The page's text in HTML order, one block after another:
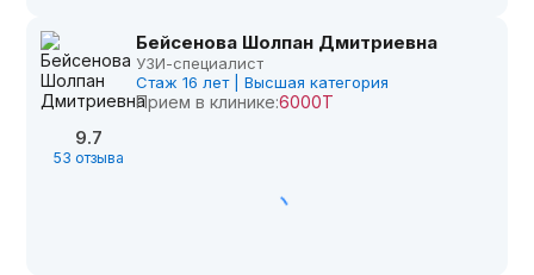
9.7
53 отзыва
Бейсенова Шолпан Дмитриевна
УЗИ-специалист
Стаж 16 лет | Высшая категория
Прием в клинике:6000Т